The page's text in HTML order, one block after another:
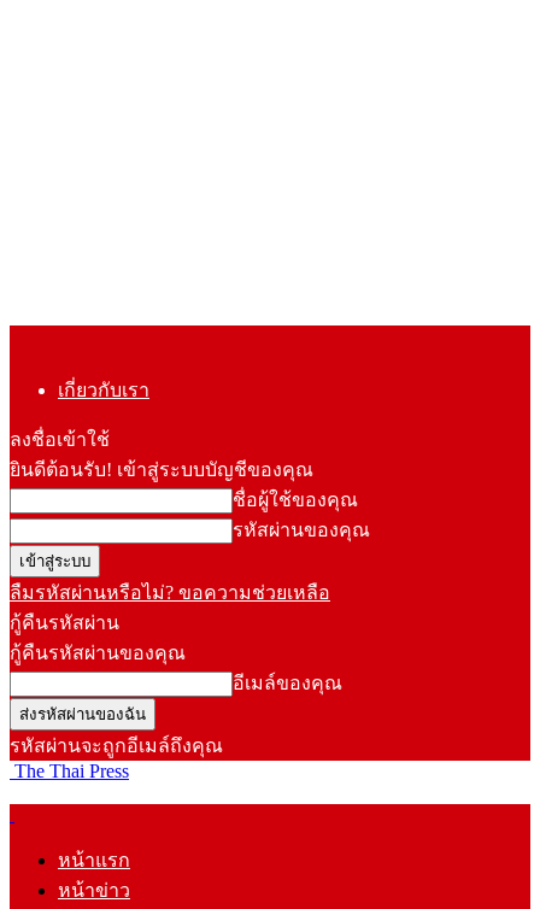
เกี่ยวกับเรา
ลงชื่อเข้าใช้
ยินดีต้อนรับ! เข้าสู่ระบบบัญชีของคุณ
ชื่อผู้ใช้ของคุณ
รหัสผ่านของคุณ
ลืมรหัสผ่านหรือไม่? ขอความช่วยเหลือ
กู้คืนรหัสผ่าน
กู้คืนรหัสผ่านของคุณ
อีเมล์ของคุณ
รหัสผ่านจะถูกอีเมล์ถึงคุณ
The Thai Press
หน้าแรก
หน้าข่าว